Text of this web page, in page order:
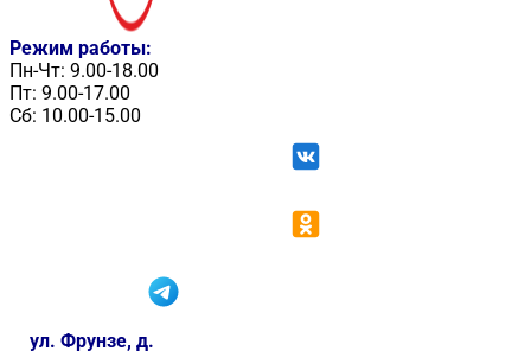
Режим работы:
Пн-Чт: 9.00-18.00
Пт: 9.00-17.00
Сб: 10.00-15.00
ул. Фрунзе, д.